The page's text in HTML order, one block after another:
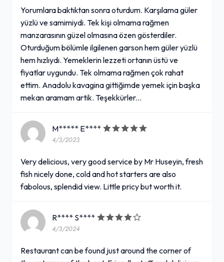
Yorumlara baktıktan sonra oturdum. Karşılama güler
yüzlü ve samimiydi. Tek kişi olmama rağmen
manzarasının güzel olmasına özen gösterdiler.
Oturduğum bölümle ilgilenen garson hem güler yüzlü
hem hızlıydı. Yemeklerin lezzeti ortanın üstü ve
fiyatlar uygundu. Tek olmama rağmen çok rahat
ettim. Anadolu kavagina gittiğimde yemek için başka
mekan aramam artik. Teşekkürler...
M***** E****
4/3/2023
Very delicious, very good service by Mr Huseyin, fresh
fish nicely done, cold and hot starters are also
fabolous, splendid view. Little pricy but worth it.
R**** S****
4/3/2024
Restaurant can be found just around the corner of